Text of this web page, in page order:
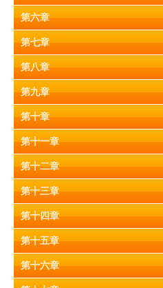
第六章
第七章
第八章
第九章
第十章
第十一章
第十二章
第十三章
第十四章
第十五章
第十六章